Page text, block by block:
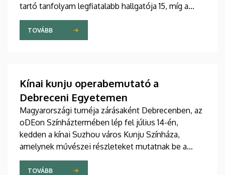
tartó tanfolyam legfiatalabb hallgatója 15, míg a
legidősebb 80 éves. Az Egyetemi Templomban
tartott hétfői ünnepélyes megnyitón átadták az
ösztöndíjasok okleveleit.
TOVÁBB
Kínai kunju operabemutató a
Debreceni Egyetemen
Magyarországi turnéja zárásaként Debrecenben, az
oDEon Színháztermében lép fel július 14-én,
kedden a kínai Suzhou város Kunju Színháza,
amelynek művészei részleteket mutatnak be a
több mint 600 éves Kun opera legszebb darabjából.
Az előadás a Debreceni Egyetem (DE)
TOVÁBB